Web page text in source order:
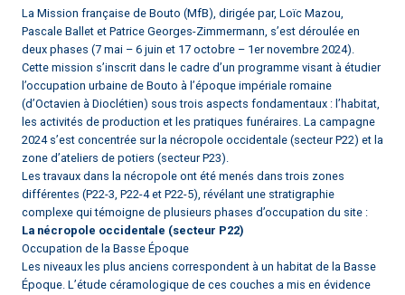
La Mission française de Bouto (MfB), dirigée par, Loïc Mazou,
Pascale Ballet et Patrice Georges-Zimmermann, s’est déroulée en
deux phases (7 mai – 6 juin et 17 octobre – 1er novembre 2024).
Cette mission s’inscrit dans le cadre d’un programme visant à étudier
l’occupation urbaine de Bouto à l’époque impériale romaine
(d’Octavien à Dioclétien) sous trois aspects fondamentaux : l’habitat,
les activités de production et les pratiques funéraires. La campagne
2024 s’est concentrée sur la nécropole occidentale (secteur P22) et la
zone d’ateliers de potiers (secteur P23).
Les travaux dans la nécropole ont été menés dans trois zones
différentes (P22-3, P22-4 et P22-5), révélant une stratigraphie
complexe qui témoigne de plusieurs phases d’occupation du site :
La nécropole occidentale (secteur P22)
Occupation de la Basse Époque
Les niveaux les plus anciens correspondent à un habitat de la Basse
Époque. L’étude céramologique de ces couches a mis en évidence